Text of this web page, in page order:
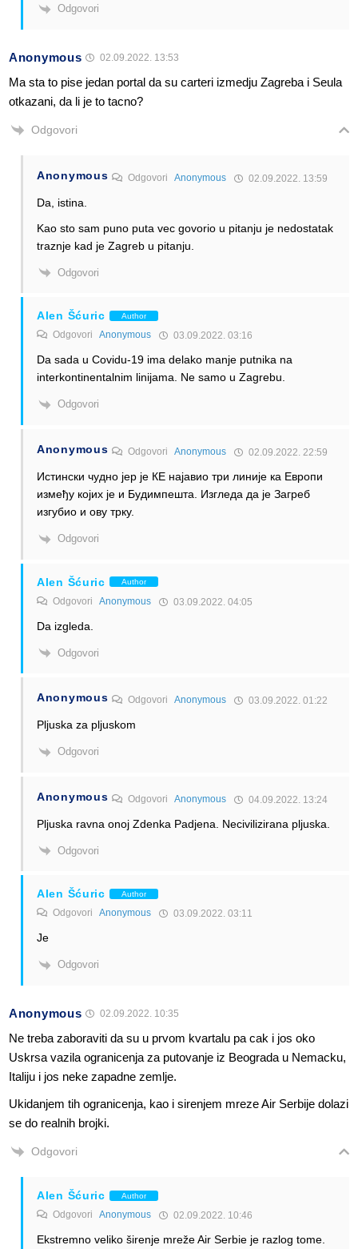
Odgovori
Anonymous 02.09.2022. 13:53
Ma sta to pise jedan portal da su carteri izmedju Zagreba i Seula
otkazani, da li je to tacno?
Odgovori
Anonymous OdgovoriAnonymous 02.09.2022. 13:59
Da, istina.
Kao sto sam puno puta vec govorio u pitanju je nedostatak
traznje kad je Zagreb u pitanju.
Odgovori
Alen Šćuric Author
Odgovori Anonymous 03.09.2022. 03:16
Da sada u Covidu-19 ima delako manje putnika na
interkontinentalnim linijama. Ne samo u Zagrebu.
Odgovori
Anonymous OdgovoriAnonymous 02.09.2022. 22:59
Истински чудно јер је КЕ најавио три линије ка Европи
између којих је и Будимпешта. Изгледа да је Загреб
изгубио и ову трку.
Odgovori
Alen Šćuric Author
Odgovori Anonymous 03.09.2022. 04:05
Da izgleda.
Odgovori
Anonymous OdgovoriAnonymous 03.09.2022. 01:22
Pljuska za pljuskom
Odgovori
Anonymous OdgovoriAnonymous 04.09.2022. 13:24
Pljuska ravna onoj Zdenka Padjena. Necivilizirana pljuska.
Odgovori
Alen Šćuric Author
Odgovori Anonymous 03.09.2022. 03:11
Je
Odgovori
Anonymous 02.09.2022. 10:35
Ne treba zaboraviti da su u prvom kvartalu pa cak i jos oko
Uskrsa vazila ogranicenja za putovanje iz Beograda u Nemacku,
Italiju i jos neke zapadne zemlje.
Ukidanjem tih ogranicenja, kao i sirenjem mreze Air Serbije dolazi
se do realnih brojki.
Odgovori
Alen Šćuric Author
Odgovori Anonymous 02.09.2022. 10:46
Ekstremno veliko širenje mreže Air Serbie je razlog tome.